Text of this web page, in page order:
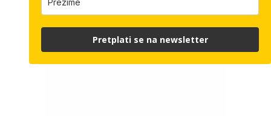
Pretplati se na newsletter